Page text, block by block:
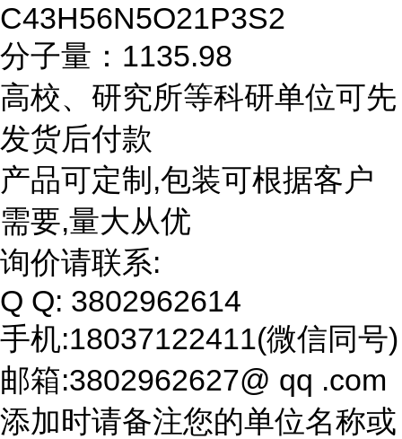
C43H56N5O21P3S2
分子量：1135.98
高校、研究所等科研单位可先
发货后付款
产品可定制,包装可根据客户
需要,量大从优
询价请联系:
Q Q: 3802962614
手机:18037122411(微信同号)
邮箱:3802962627@ qq .com
添加时请备注您的单位名称或